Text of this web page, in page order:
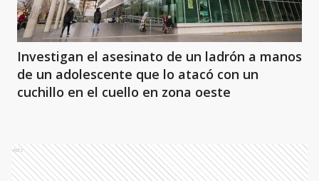
Investigan el asesinato de un ladrón a manos
de un adolescente que lo atacó con un
cuchillo en el cuello en zona oeste
Ads